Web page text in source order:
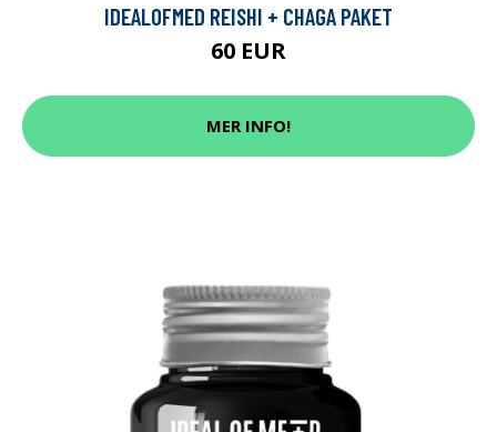
IDEALOFMED REISHI + CHAGA PAKET
60 EUR
MER INFO!